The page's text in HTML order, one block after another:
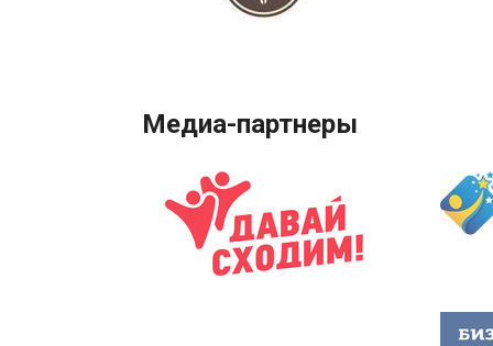
Медиа-партнеры